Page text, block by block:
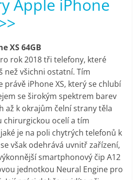
Apple iPhone
XS 64GB
rok 2018 tři telefony, které
než všichni ostatní. Tím
právě iPhone XS, který se chlubí
se širokým spektrem barev
až k okrajům čelní strany těla
chirurgickou ocelí a tím
je na poli chytrých telefonů k
však odehrává uvnitř zařízení,
smartphonový čip A12
jednotkou Neural Engine pro